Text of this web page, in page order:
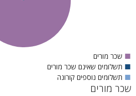
■ שכר מורים
■ תשלומים שאינם שכר מורים
■ תשלומים נוספים קורונה
שכר מורים